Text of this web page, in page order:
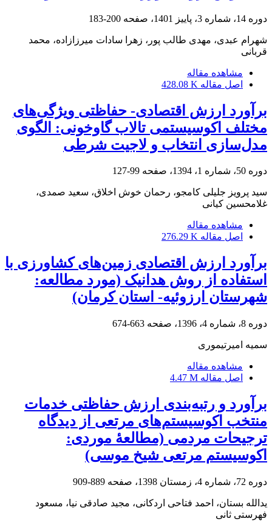
دوره 14، شماره 3، پاییز 1401، صفحه 200-183
شهرام عبدی، مهدی طالب پور، زهرا سادات میرزازاده، محمد
قربانی
مشاهده مقاله
اصل مقاله 428.08 K
برآورد ارزش اقتصادی- حفاظتی ویژگی‌های
مختلف اکوسیستمی تالاب گاوخونی: الگوی
مدل‌سازی انتخاب و لاجیت شرطی
دوره 50، شماره 1، 1394، صفحه 99-127
سید پرویز جلیلی کامجو، رحمان خوش اخلاق، سعید صمدی،
غلامحسین کیانی
مشاهده مقاله
اصل مقاله 276.29 K
برآورد ارزش اقتصادی زمین‌های کشاورزی با
استفاده از روش هدانیک (مورد مطالعه:
شهرستان ارزوئیه- استان کرمان)
دوره 8، شماره 4، 1396، صفحه 663-674
سمیه امیرتیموری
مشاهده مقاله
اصل مقاله 4.47 M
برآورد و رتبه‌بندی ارزش حفاظتی خدمات
منتخب اکوسیستم‌های مرتعی از دیدگاه
ترجیحات مردمی (مطالعۀ موردی:
اکوسیستم مرتعی شیخ موسی)
دوره 72، شماره 4، زمستان 1398، صفحه 889-909
یدالله بستان، احمد فتاحی اردکانی، مجید صادقی نیا، مسعود
فهرستی ثانی